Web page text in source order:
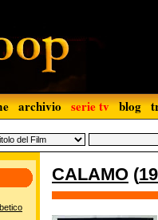
archivio serie tv blog
CALAMO (